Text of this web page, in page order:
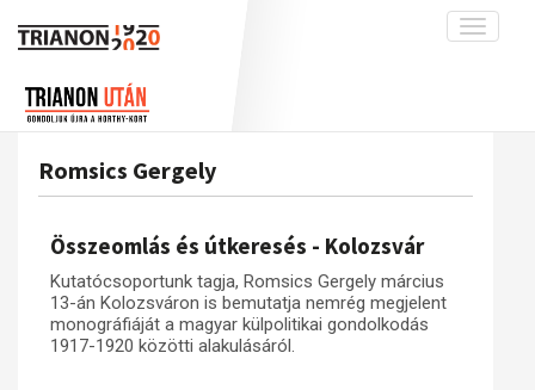
Toggle
interpretációk
A békerendszer megszilárdulása
Utókor és emlékezet
Munkatársaink
Blog
Adatbázis
Emlékművek (feltöltés alatt)
Visszhang
Romsics Gergely
Összeomlás és útkeresés - Kolozsvár
Kutatócsoportunk tagja, Romsics Gergely március
13-án Kolozsváron is bemutatja nemrég megjelent
monográfiáját a magyar külpolitikai gondolkodás
1917-1920 közötti alakulásáról.